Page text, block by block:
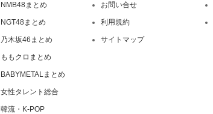
NMB48まとめ
NGT48まとめ
乃木坂46まとめ
ももクロまとめ
BABYMETALまとめ
女性タレント総合
韓流・K-POP
お問い合せ
利用規約
サイトマップ